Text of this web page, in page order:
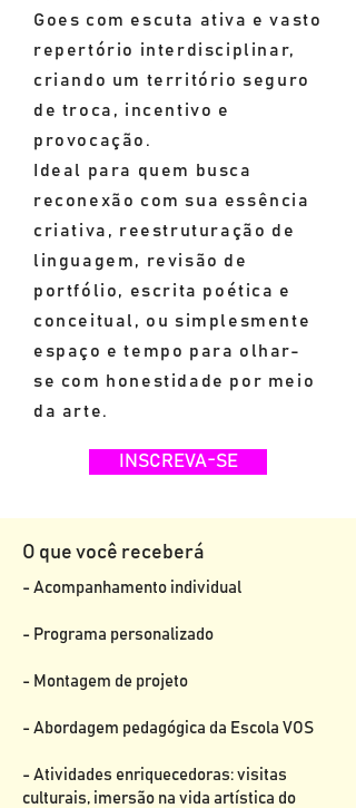
Goes com escuta ativa e vasto
repertório interdisciplinar,
criando um território seguro
de troca, incentivo e
provocação.
Ideal para quem busca
reconexão com sua essência
criativa, reestruturação de
linguagem, revisão de
portfólio, escrita poética e
conceitual, ou simplesmente
espaço e tempo para olhar-
se com honestidade por meio
da arte.
INSCREVA-SE
O que você receberá
- Acompanhamento individual
- Programa personalizado
- Montagem de projeto
- Abordagem pedagógica da Escola VOS
- Atividades enriquecedoras: visitas
culturais, imersão na vida artística do